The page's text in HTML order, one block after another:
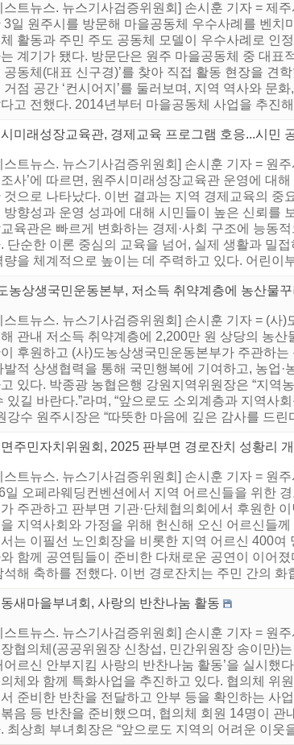
스트뉴스. 뉴스기사검증위원회] 손시훈 기자 = 제
3일 원주시를 방문해 마을공동체 우수사례를 벤치
활동과 주민 주도 공동체 모델이 우수사례로 인
계기가 됐다. 방문단은 원주 마을공동체 중 대표
공동체(대표 신구경)’를 찾아 직접 활동 현장을 견
거점 공간 ‘컨시어지’를 둘러보며, 지역 역사와 문
고 전했다. 2014년부터 마을공동체 사업을 추진
미래성장교육관, 경제교육 프로그램 호응...시민
스트뉴스. 뉴스기사검증위원회] 손시훈 기자 = 원
사’에 따르면, 원주시미래성장교육관 운영에 대
것으로 나타났다. 이번 결과는 지역 경제교육의 중
방향성과 운영 성과에 대해 시민들이 높은 신뢰를
육관은 빠르게 변화하는 경제·사회 구조에 능동
단순한 이론 중심의 교육을 넘어, 실제 생활과 밀
량을 체계적으로 높이는 데 주력하고 있다. 어린이
농상생국민운동본부, 저소득 취약계층에 농산물
스트뉴스. 뉴스기사검증위원회] 손시훈 기자 = (사
관내 저소득 취약계층에 2,200만 원 상당의 농
후원하고 (사)도농상생국민운동본부가 주관하
발적 상생협력을 통해 국민행복에 기여하고, 농업
있다. 박종광 농협은행 강원지역위원장은 “지역
있길 바란다.”라며, “앞으로도 소외계층과 지역사
강수 원주시장은 “따뜻한 마음에 깊은 감사를 드린
주민자치위원회, 2025 판부면 경로잔치 성황리 개
스트뉴스. 뉴스기사검증위원회] 손시훈 기자 = 원
일 오페라웨딩컨벤션에서 지역 어르신들을 위한
주관하고 판부면 기관·단체협의회에서 후원한
지역사회와 가정을 위해 헌신해 오신 어르신들
는 이필선 노인회장을 비롯한 지역 어르신 400
함께 공연팀들이 준비한 다채로운 공연이 이어
석해 축하를 전했다. 이번 경로잔치는 주민 간의
새마을부녀회, 사랑의 반찬나눔 활동
스트뉴스. 뉴스기사검증위원회] 손시훈 기자 = 원
협의체(공공위원장 신창섭, 민간위원장 송이만)
어르신 안부지킴 사랑의 반찬나눔 활동’을 실시했
체와 함께 특화사업을 추진하고 있다. 협의체 위
준비한 반찬을 전달하고 안부 등을 확인하는 사
음 등 반찬을 준비했으며, 협의체 회원 14명이
최상희 부녀회장은 “앞으로도 지역의 어려운 이웃